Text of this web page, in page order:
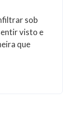
sob
visto e
que